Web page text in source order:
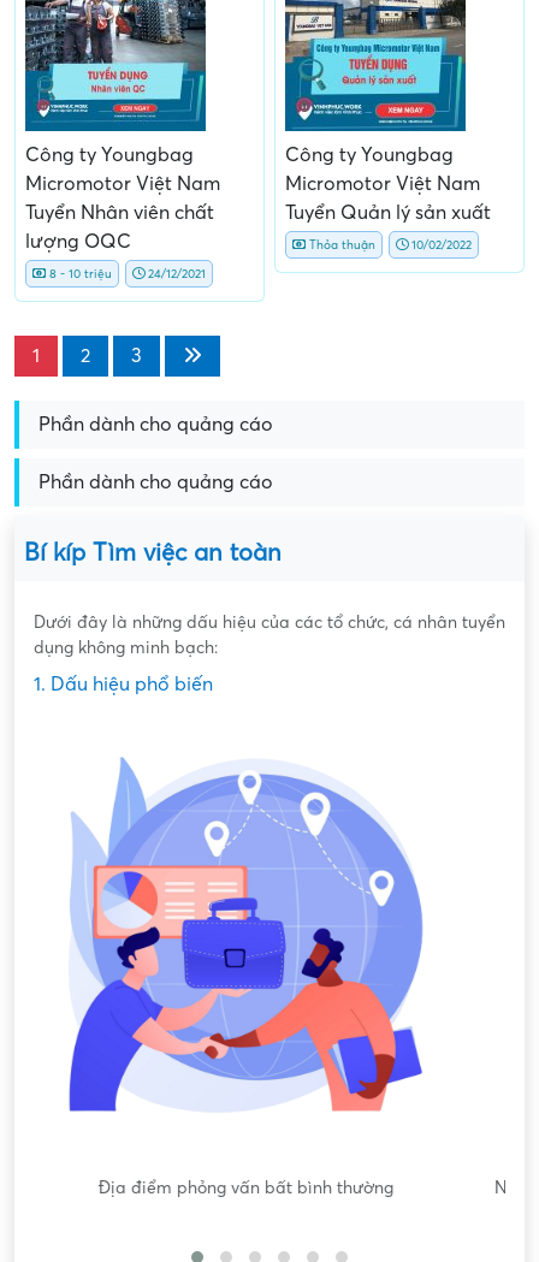
Công ty Youngbag
Micromotor Việt Nam
Tuyển Nhân viên chất
lượng OQC
8 - 10 triệu 24/12/2021
Công ty Youngbag
Micromotor Việt Nam
Tuyển Quản lý sản xuất
Thỏa thuận 10/02/2022
1 2 3
Phần dành cho quảng cáo
Phần dành cho quảng cáo
Bí kíp Tìm việc an toàn
Dưới đây là những dấu hiệu của các tổ chức, cá nhân tuyển
dụng không minh bạch:
1. Dấu hiệu phổ biến
Nội dung mô tả công việc sơ sài, không đồng nhất với công